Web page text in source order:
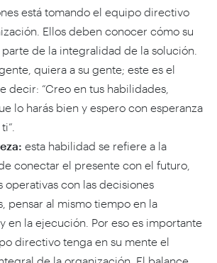
está tomando el equipo directivo
Ellos deben conocer cómo su
de la integralidad de la solución.
quiera a su gente; este es el
decir: “Creo en tus habilidades,
lo harás bien y espero con esperanza
esta habilidad se refiere a la
conectar el presente con el futuro,
operativas con las decisiones
pensar al mismo tiempo en la
en la ejecución. Por eso es importante
directivo tenga en su mente el
de la organización. El balance